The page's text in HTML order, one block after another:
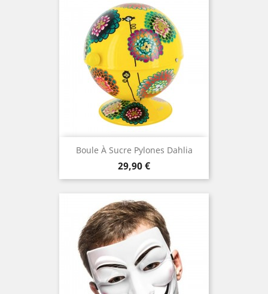
Boule À Sucre Pylones Dahlia
Prix
29,90 €